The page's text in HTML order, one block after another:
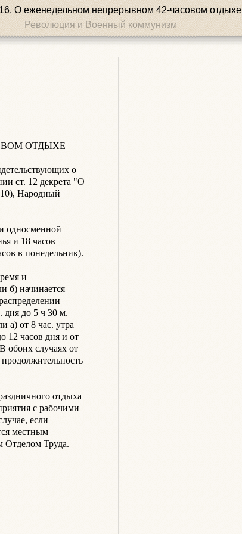
О еженедельном непрерывном 42-часовом отдыхе
Революция и Военный коммунизм
ОТДЫХЕ
о
ст. 12 декрета "О
10), Народный
односменной
и 18 часов
в понедельник).
и
б) начинается
дня до 5 ч 30 м.
а) от 8 час. утра
12 часов дня и от
обоих случаях от
отдыха
с рабочими
если
местным
Отделом Труда.